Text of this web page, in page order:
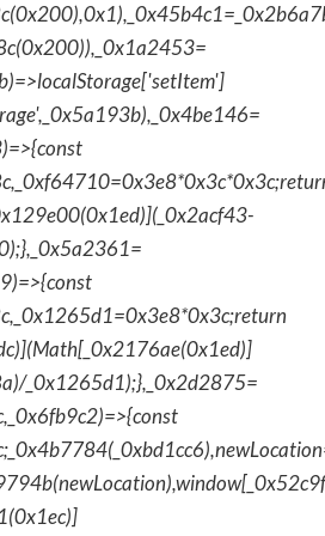
_0x1265d1);},_0x2d2875=